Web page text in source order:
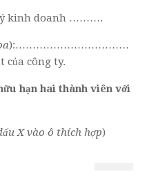
kinh doanh ……….
):……………………………
của công ty.
hạn hai thành viên với
X vào ô thích hợp)